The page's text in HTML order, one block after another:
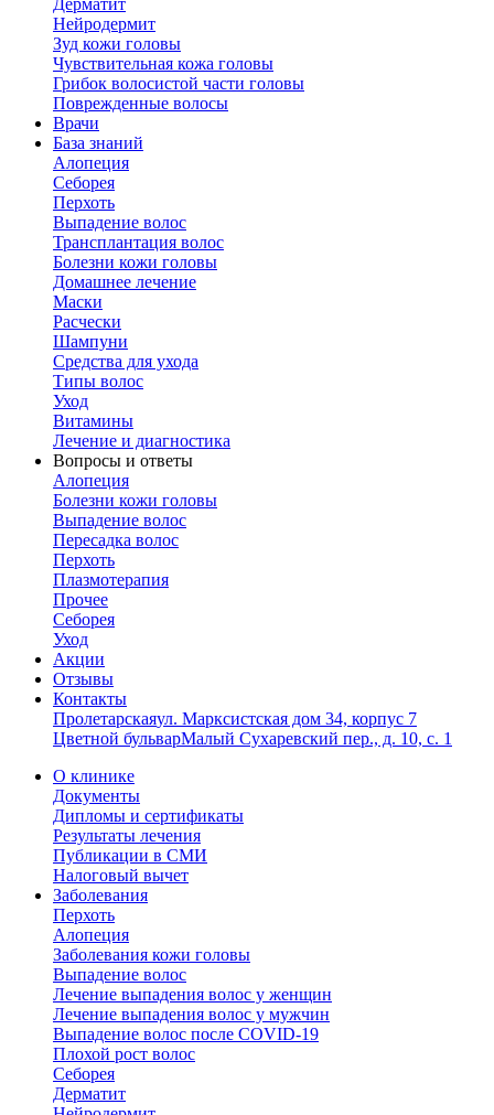
Дерматит
Нейродермит
Зуд кожи головы
Чувствительная кожа головы
Грибок волосистой части головы
Поврежденные волосы
Врачи
База знаний
Алопеция
Себорея
Перхоть
Выпадение волос
Трансплантация волос
Болезни кожи головы
Домашнее лечение
Маски
Расчески
Шампуни
Средства для ухода
Типы волос
Уход
Витамины
Лечение и диагностика
Вопросы и ответы
Алопеция
Болезни кожи головы
Выпадение волос
Пересадка волос
Перхоть
Плазмотерапия
Прочее
Себорея
Уход
Акции
Отзывы
Контакты
Пролетарскаяул. Марксистская дом 34, корпус 7
Цветной бульварМалый Сухаревский пер., д. 10, с. 1
О клинике
Документы
Дипломы и сертификаты
Результаты лечения
Публикации в СМИ
Налоговый вычет
Заболевания
Перхоть
Алопеция
Заболевания кожи головы
Выпадение волос
Лечение выпадения волос у женщин
Лечение выпадения волос у мужчин
Выпадение волос после COVID-19
Плохой рост волос
Cеборея
Дерматит